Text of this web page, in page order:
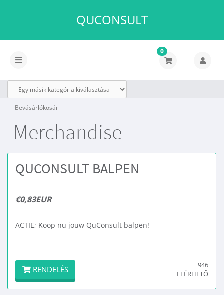
QUCONSULT
Váltás
navigációra
0
Bevásárlókosár
Merchandise
QUCONSULT BALPEN
€0,83EUR
ACTIE; Koop nu jouw QuConsult balpen!
RENDELÉS
946
ELÉRHETŐ